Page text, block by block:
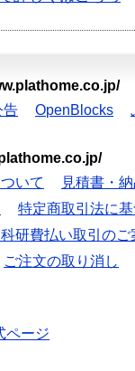
告 OpenBlocks
いて
見積書・
特定商取引法に
研費払い取引のご
ご注文の取り消し
ページ